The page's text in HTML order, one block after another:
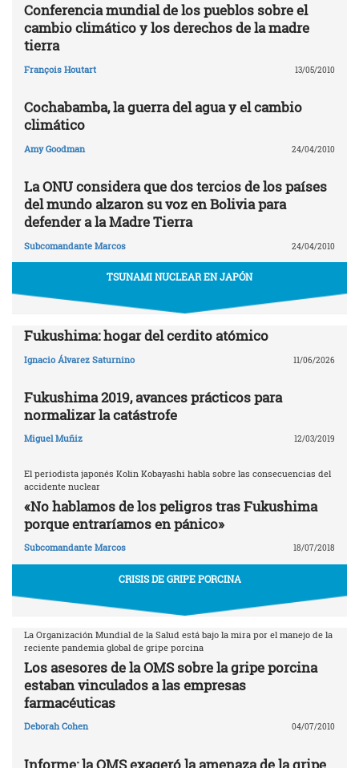
Conferencia mundial de los pueblos sobre el
cambio climático y los derechos de la madre
tierra
François Houtart 13/05/2010
Cochabamba, la guerra del agua y el cambio
climático
Amy Goodman 24/04/2010
La ONU considera que dos tercios de los países
del mundo alzaron su voz en Bolivia para
defender a la Madre Tierra
Subcomandante Marcos 24/04/2010
TSUNAMI NUCLEAR EN JAPÓN
Fukushima: hogar del cerdito atómico
Ignacio Álvarez Saturnino 11/06/2026
Fukushima 2019, avances prácticos para
normalizar la catástrofe
Miguel Muñiz 12/03/2019
El periodista japonés Kolin Kobayashi habla sobre las consecuencias del
accidente nuclear
«No hablamos de los peligros tras Fukushima
porque entraríamos en pánico»
Subcomandante Marcos 18/07/2018
CRISIS DE GRIPE PORCINA
La Organización Mundial de la Salud está bajo la mira por el manejo de la
reciente pandemia global de gripe porcina
Los asesores de la OMS sobre la gripe porcina
estaban vinculados a las empresas
farmacéuticas
Deborah Cohen 04/07/2010